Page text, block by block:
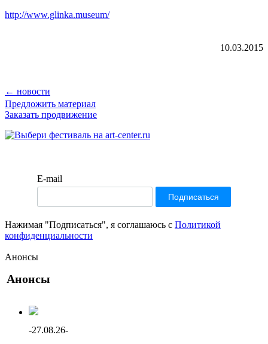
http://www.glinka.museum/
10.03.2015
← новости
Предложить материал
Заказать продвижение
E-mail
Нажимая "Подписаться", я соглашаюсь с Политикой
конфиденциальности
Анонсы
Анонсы
-27.08.26-